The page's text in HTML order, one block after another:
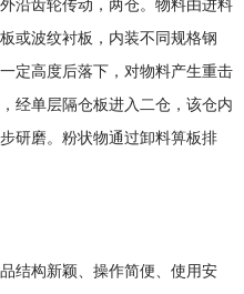
沿齿轮传动，两仓。物料由进料
或波纹衬板，内装不同规格钢
定高度后落下，对物料产生重击
经单层隔仓板进入二仓，该仓内
研磨。粉状物通过卸料箅板排
结构新颖、操作简便、使用安